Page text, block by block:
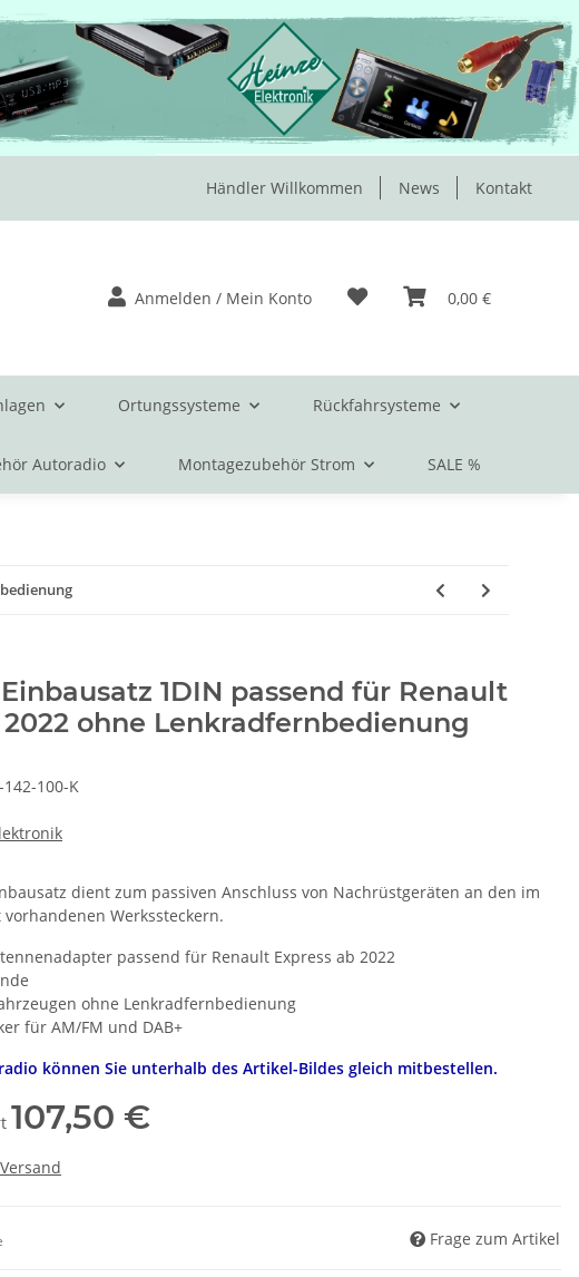
Händler Willkommen News Kontakt
Anmelden / Mein Konto 0,00 €
Ortungssysteme Rückfahrsysteme
Autoradio Montagezubehör Strom SALE %
1DIN passend für Renault
2022 ohne Lenkradfernbedienung
142-100-K
dient zum passiven Anschluss von Nachrüstgeräten an den im
Werkssteckern.
passend für Renault Express ab 2022
ohne Lenkradfernbedienung
für AM/FM und DAB+
können Sie unterhalb des Artikel-Bildes gleich mitbestellen.
107,50 €
Versand
Frage zum Artikel